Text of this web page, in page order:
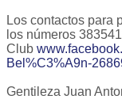
Los contactos para
los números
Club
Bel%C3%A9n-
Gentileza Juan